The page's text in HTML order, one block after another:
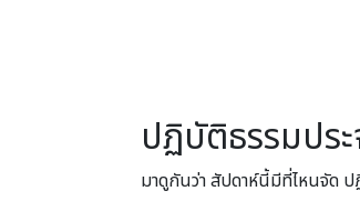
ปฏิบัติธรรมปร
มาดูกันว่า สัปดาห์นี้มีที่ไหนจัด